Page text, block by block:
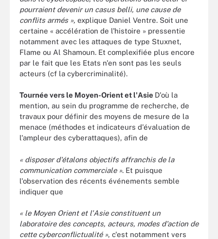
pourraient devenir un casus belli, une cause de
conflits armés », explique Daniel Ventre. Soit une
certaine « accélération de l'histoire » pressentie
notamment avec les attaques de type Stuxnet,
Flame ou Al Shamoun. Et complexifiée plus encore
par le fait que les Etats n'en sont pas les seuls
acteurs (cf la cybercriminalité).
Tournée vers le Moyen-Orient et l'Asie D'où la
mention, au sein du programme de recherche, de
travaux pour définir des moyens de mesure de la
menace (méthodes et indicateurs d'évaluation de
l'ampleur des cyberattaques), afin de
« disposer d'étalons objectifs affranchis de la
communication commerciale ». Et puisque
l'observation des récents événements semble
indiquer que
« le Moyen Orient et l'Asie constituent un
laboratoire des concepts, acteurs, modes d'action de
cette cyberconflictualité », c'est notamment vers